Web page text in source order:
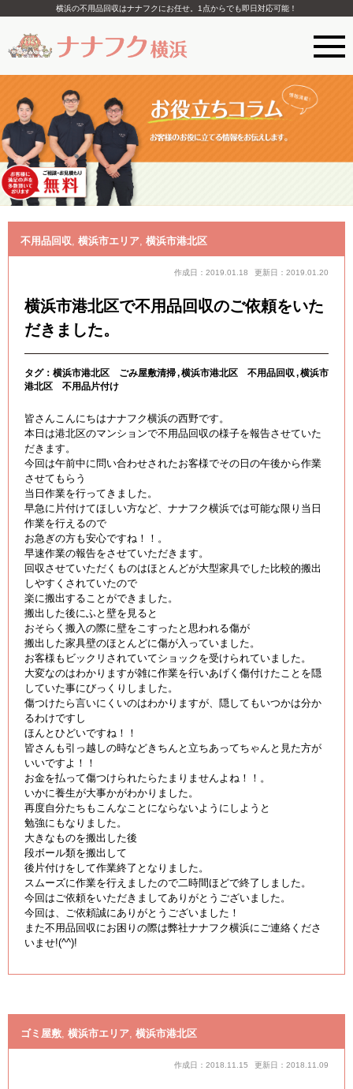
横浜の不用品回収はナナフクにお任せ。1点からでも即日対応可能！
不用品回収, 横浜市エリア, 横浜市港北区
作成日：2019.01.18 更新日：2019.01.20
横浜市港北区で不用品回収のご依頼をいた
だきました。
タグ： 横浜市港北区 ごみ屋敷清掃 横浜市港北区 不用品回収
横浜市
港北区 不用品片付け
皆さんこんにちはナナフク横浜の西野です。
本日は港北区のマンションで不用品回収の様子を報告させていた
だきます。
今回は午前中に問い合わせされたお客様でその日の午後から作業
させてもらう
当日作業を行ってきました。
早急に片付けてほしい方など、ナナフク横浜では可能な限り当日
作業を行えるので
お急ぎの方も安心ですね！！。
早速作業の報告をさせていただきます。
回収させていただくものはほとんどが大型家具でした比較的搬出
しやすくされていたので
楽に搬出することができました。
搬出した後にふと壁を見ると
おそらく搬入の際に壁をこすったと思われる傷が
搬出した家具壁のほとんどに傷が入っていました。
お客様もビックリされていてショックを受けられていました。
大変なのはわかりますが雑に作業を行いあげく傷付けたことを隠
していた事にびっくりしました。
傷つけたら言いにくいのはわかりますが、隠してもいつかは分か
るわけですし
ほんとひどいですね！！
皆さんも引っ越しの時などきちんと立ちあってちゃんと見た方が
いいですよ！！
お金を払って傷つけられたらたまりませんよね！！。
いかに養生が大事かがわかりました。
再度自分たちもこんなことにならないようにしようと
勉強にもなりました。
大きなものを搬出した後
段ボール類を搬出して
後片付けをして作業終了となりました。
スムーズに作業を行えましたので二時間ほどで終了しました。
今回はご依頼をいただきましてありがとうございました。
今回は、ご依頼誠にありがとうございました！
また不用品回収にお困りの際は弊社ナナフク横浜にご連絡くださ
いませ!(^^)!
ゴミ屋敷, 横浜市エリア, 横浜市港北区
作成日：2018.11.15 更新日：2018.11.09